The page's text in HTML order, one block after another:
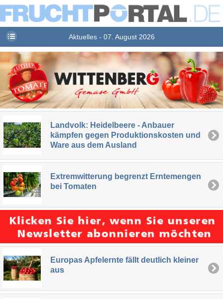
Aktuelles - 07. August 2026
Landvolk: Heidelbeere - Anbauer
kämpfen gegen Produktionskosten und
Ware aus dem Ausland
Extremwitterung begrenzt Erntemengen
bei Tomaten
Europas Apfelernte fällt deutlich kleiner
aus